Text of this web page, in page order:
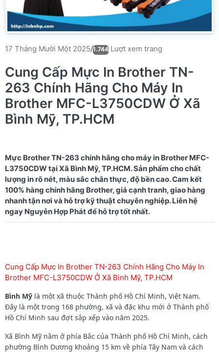
17 Tháng Mười Một 2025/1.744 Lượt xem trang
Cung Cấp Mực In Brother TN-
263 Chính Hãng Cho Máy In
Brother MFC-L3750CDW Ở Xã
Bình Mỹ, TP.HCM
Mực Brother TN-263 chính hãng cho máy in Brother MFC-
L3750CDW tại Xã Bình Mỹ, TP.HCM. Sản phẩm cho chất
lượng in rõ nét, màu sắc chân thực, độ bền cao. Cam kết
100% hàng chính hãng Brother, giá cạnh tranh, giao hàng
nhanh tận nơi và hỗ trợ kỹ thuật chuyên nghiệp. Liên hệ
Cung Cấp Mực In Brother TN-263 Chính Hãng Cho Máy In
Brother MFC-L3750CDW Ở Xã Bình Mỹ, TP.HCM
Bình Mỹ là một xã thuộc Thành phố Hồ Chí Minh, Việt Nam.
Đây là một trong 168 phường, xã và đặc khu mới ở Thành phố
Hồ Chí Minh sau đợt sắp xếp vào năm 2025.
Xã Bình Mỹ nằm ở phía Bắc của Thành phố Hồ Chí Minh, cách
phường Bình Dương khoảng 15 km về phía Tây Nam và cách